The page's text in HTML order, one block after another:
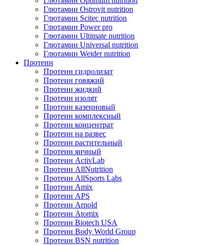
Глютамин Ostrovit nutrition
Глютамин Scitec nutrition
Глютамин Power pro
Глютамин Ultimate nutrition
Глютамин Universal nutrition
Глютамин Weider nutrition
Протеин
Протеин гидролизат
Протеин говяжий
Протеин жидкий
Протеин изолят
Протеин казеиновый
Протеин комплексный
Протеин концентрат
Протеин на развес
Протеин растительный
Протеин яичный
Протеин ActivLab
Протеин AllNutrition
Протеин AllSports Labs
Протеин Amix
Протеин APS
Протеин Arnold
Протеин Atomix
Протеин Biotech USA
Протеин Body World Group
Протеин BSN nutrition